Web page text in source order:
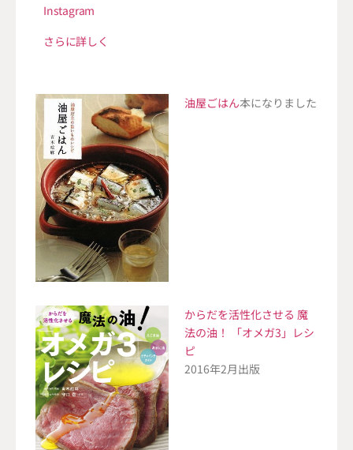
Instagram
さらに詳しく
油屋ごはん本になりました
からだを活性化させる 魔
法の油！ 「オメガ3」レシ
ピ
2016年2月出版